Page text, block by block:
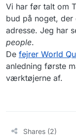
Vi har før talt om
bud på noget, der
adresse. Jeg har
people.
De fejrer World
anledning første
værktøjerne af.
Shares (2)